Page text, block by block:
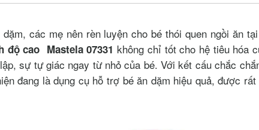
các mẹ nên rèn luyện cho bé thói quen ngồi ăn
độ cao Mastela 07331 không chỉ tốt cho hệ tiêu hóa
sự tự giác ngay từ nhỏ của bé. Với kết cấu chắc
đang là dụng cụ hỗ trợ bé ăn dặm hiệu quả, được